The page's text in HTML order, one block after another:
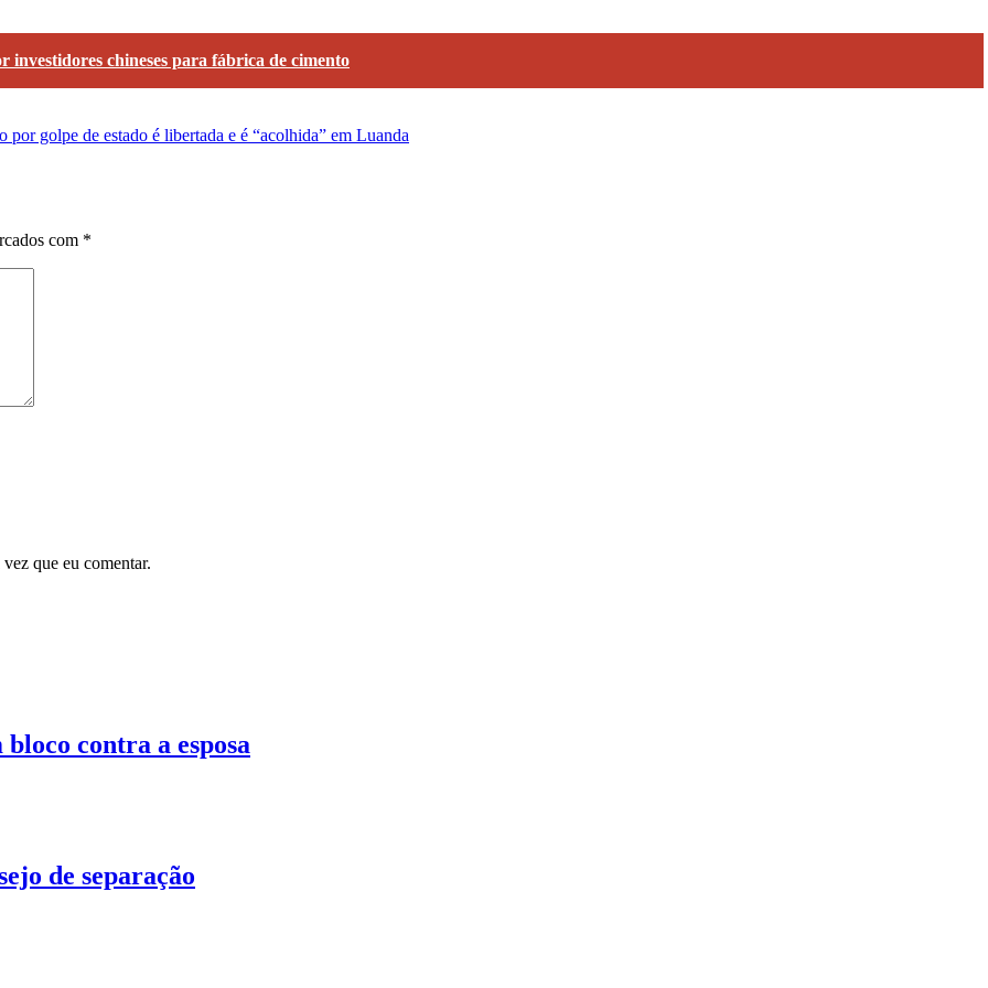
investidores chineses para fábrica de cimento
golpe de estado é libertada e é “acolhida” em Luanda
com *
que eu comentar.
contra a esposa
de separação